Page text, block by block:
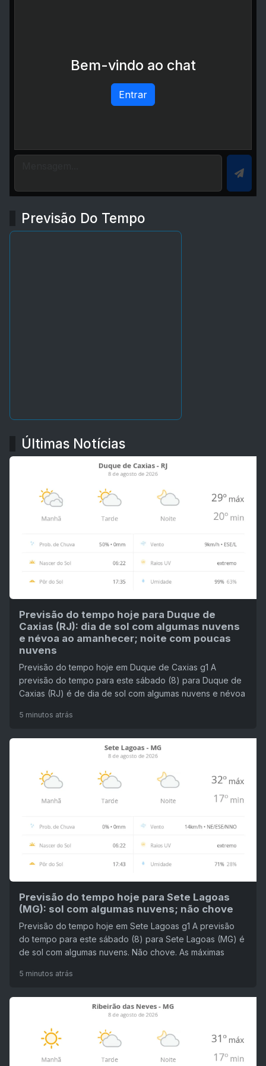
Bem-vindo ao chat
Entrar
Previsão Do Tempo
Últimas Notícias
Previsão do tempo hoje para Duque de
Caxias (RJ): dia de sol com algumas nuvens
e névoa ao amanhecer; noite com poucas
nuvens
Previsão do tempo hoje em Duque de Caxias g1 A
previsão do tempo para este sábado (8) para Duque de
Caxias (RJ) é de dia de sol com algumas nuvens e névoa
5 minutos atrás
Previsão do tempo hoje para Sete Lagoas
(MG): sol com algumas nuvens; não chove
Previsão do tempo hoje em Sete Lagoas g1 A previsão
do tempo para este sábado (8) para Sete Lagoas (MG) é
de sol com algumas nuvens. Não chove. As máximas
5 minutos atrás